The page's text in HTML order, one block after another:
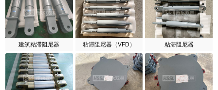
建筑粘滞阻尼器 粘滞阻尼器（VFD） 粘滞阻尼器